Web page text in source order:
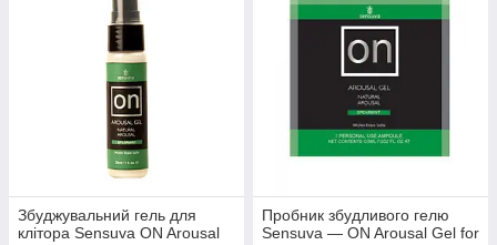
Збуджувальний гель для
клітора Sensuva ON Arousal
Пробник збудливого гелю
Sensuva — ON Arousal Gel for